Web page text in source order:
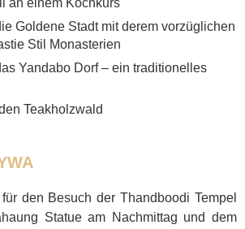
an einem Kochkurs
Goldene Stadt mit derem vorzüglichen
Stil Monasterien
Yandabo Dorf – ein traditionelles
Teakholzwald
den Besuch der Thandboodi Tempel
Statue am Nachmittag und dem